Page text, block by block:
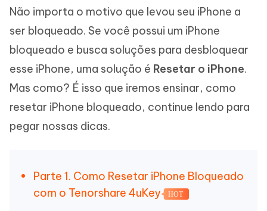
Não importa o motivo que levou seu iPhone a
ser bloqueado. Se você possui um iPhone
bloqueado e busca soluções para desbloquear
esse iPhone, uma solução é Resetar o iPhone.
Mas como? É isso que iremos ensinar, como
resetar iPhone bloqueado, continue lendo para
pegar nossas dicas.
Parte 1. Como Resetar iPhone Bloqueado
com o Tenorshare 4uKey
HOT